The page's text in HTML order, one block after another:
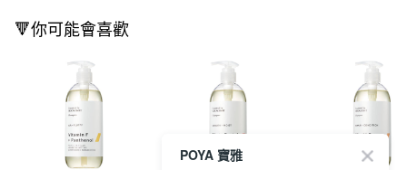
🔻你可能會喜歡
POYA 寶雅